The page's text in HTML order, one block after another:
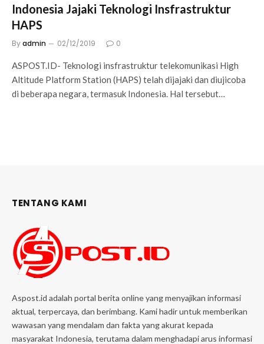
Indonesia Jajaki Teknologi Insfrastruktur
HAPS
Byadmin 02/12/2019 0
ASPOST.ID- Teknologi insfrastruktur telekomunikasi High
Altitude Platform Station (HAPS) telah dijajaki dan diujicoba
di beberapa negara, termasuk Indonesia. Hal tersebut…
TENTANG KAMI
Aspost.id adalah portal berita online yang menyajikan informasi
aktual, terpercaya, dan berimbang. Kami hadir untuk memberikan
wawasan yang mendalam dan fakta yang akurat kepada
masyarakat Indonesia, terutama dalam menghadapi arus informasi